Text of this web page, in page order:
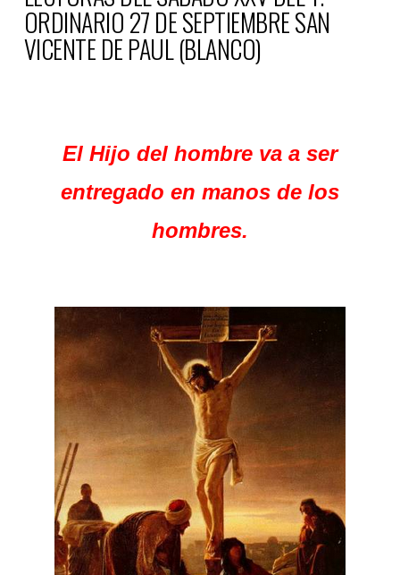
ORDINARIO 27 DE SEPTIEMBRE SAN
VICENTE DE PAUL (BLANCO)
El Hijo del hombre va a ser
entregado en manos de los
hombres.